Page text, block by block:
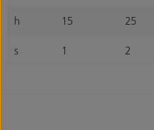
h 15 25
s 1 2